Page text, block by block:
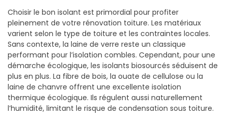
Choisir le bon isolant est primordial pour profiter
pleinement de votre rénovation toiture. Les matériaux
varient selon le type de toiture et les contraintes locales.
Sans contexte, la laine de verre reste un classique
performant pour l’isolation combles. Cependant, pour une
démarche écologique, les isolants biosourcés séduisent de
plus en plus. La fibre de bois, la ouate de cellulose ou la
laine de chanvre offrent une excellente isolation
thermique écologique. Ils régulent aussi naturellement
l’humidité, limitant le risque de condensation sous toiture.